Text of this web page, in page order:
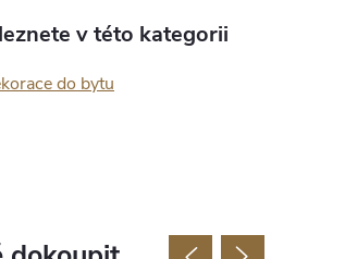
v této kategorii
do bytu